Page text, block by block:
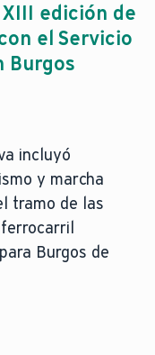
edición de
el Servicio
Burgos
incluyó
y marcha
tramo de las
Burgos de